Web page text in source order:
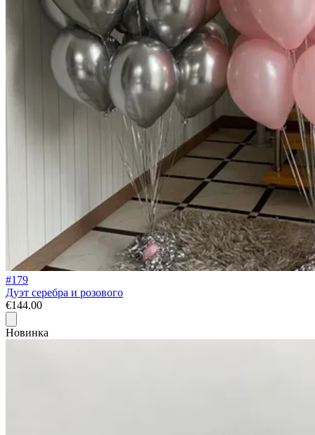
#179
Дуэт серебра и розового
€144.00
Новинка